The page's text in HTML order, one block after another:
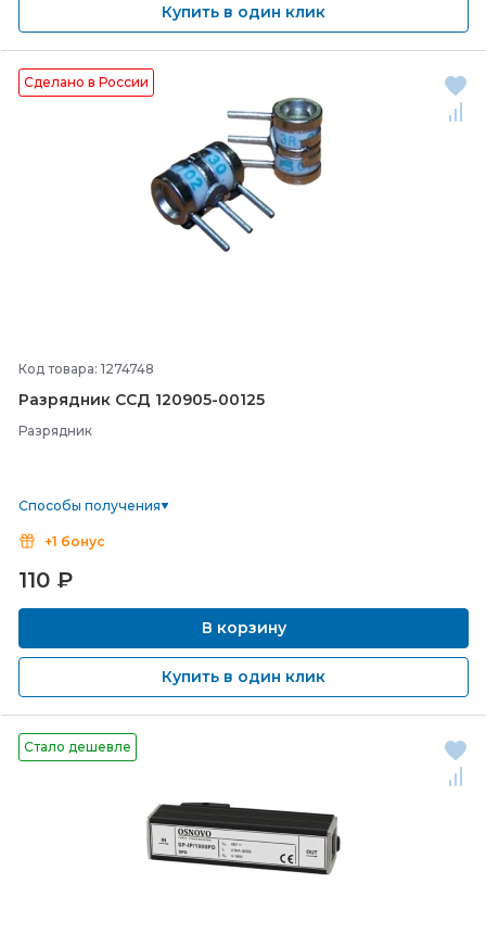
Купить в один клик
Сделано в России
Код товара: 1274748
Разрядник ССД 120905-00125
Разрядник
Способы получения
+1 бонус
110 ₽
В корзину
Купить в один клик
Стало дешевле